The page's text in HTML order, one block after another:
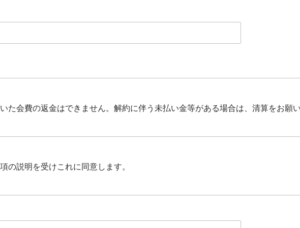
た会費の返金はできません。解約に伴う未払い金等がある場合は、清算をお願い
の説明を受けこれに同意します。